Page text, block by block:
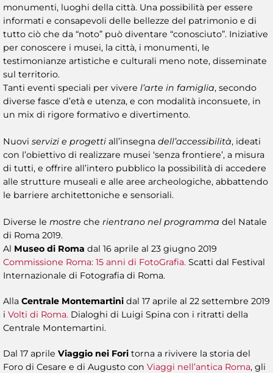
monumenti, luoghi della città. Una possibilità per essere
informati e consapevoli delle bellezze del patrimonio e di
tutto ciò che da “noto” può diventare “conosciuto”. Iniziative
per conoscere i musei, la città, i monumenti, le
testimonianze artistiche e culturali meno note, disseminate
sul territorio.
Tanti eventi speciali per vivere l’arte in famiglia, secondo
diverse fasce d’età e utenza, e con modalità inconsuete, in
un mix di rigore formativo e divertimento.
Nuovi servizi e progetti all’insegna dell’accessibilità, ideati
con l’obiettivo di realizzare musei ‘senza frontiere’, a misura
di tutti, e offrire all’intero pubblico la possibilità di accedere
alle strutture museali e alle aree archeologiche, abbattendo
le barriere architettoniche e sensoriali.
Diverse le mostre che rientrano nel programma del Natale
di Roma 2019.
Al Museo di Roma dal 16 aprile al 23 giugno 2019
Commissione Roma: 15 anni di FotoGrafia. Scatti dal Festival
Internazionale di Fotografia di Roma.
Alla Centrale Montemartini dal 17 aprile al 22 settembre 2019
i Volti di Roma. Dialoghi di Luigi Spina con i ritratti della
Centrale Montemartini.
Dal 17 aprile Viaggio nei Fori torna a rivivere la storia del
Foro di Cesare e di Augusto con Viaggi nell’antica Roma, gli